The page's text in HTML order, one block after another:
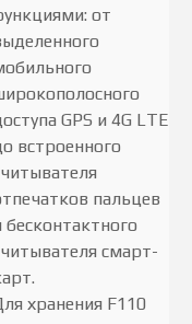
от
GPS и 4G LTE
встроенного
пальцев
бесконтактного
смарт-
хранения F110